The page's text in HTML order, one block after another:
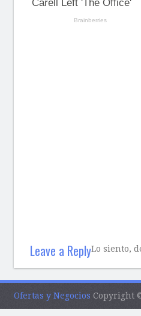
Leave a ReplyLo siento,
Ofertas y Negocios Copyright